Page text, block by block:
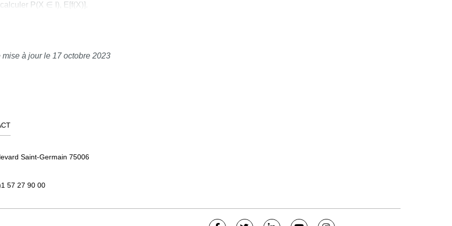
P(X ∈ I), E[f(X)].
l'indépendance de
d'état ni, pour des exemples
mise à jour le 17 octobre 2023
Saint-Germain 75006
57 27 90 00